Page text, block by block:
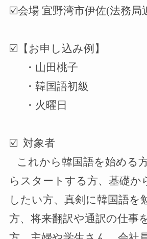
☑️会場 宜野湾市伊佐(法務局
☑️ 【お申し込み例】
・山田桃子
・韓国語初級
・火曜日
☑️ 対象者
これから韓国語を始める
らスタートする方、基礎か
したい方、真剣に韓国語を
方、将来翻訳や通訳の仕事